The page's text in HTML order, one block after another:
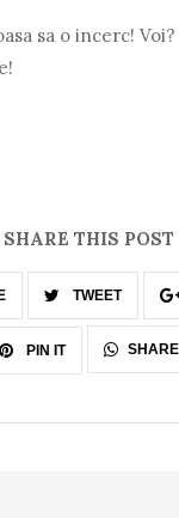
sa o incerc!
SHARE THIS POST
TWEET
PIN IT SHARE